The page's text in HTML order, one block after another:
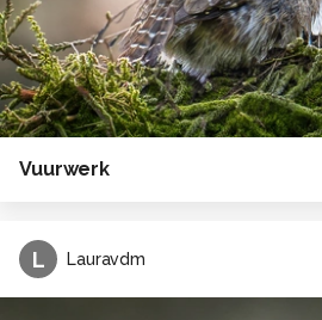
Vuurwerk
L Lauravdm